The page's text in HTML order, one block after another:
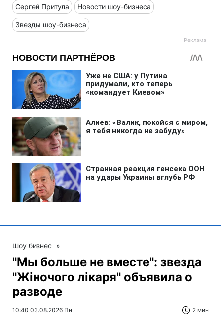
Сергей Притула Новости шоу-бизнеса
Звезды шоу-бизнеса
Шоу бизнес »
"Мы больше не вместе": звезда
"Жіночого лікаря" объявила о
разводе
10:40 03.08.2026 Пн 2 мин